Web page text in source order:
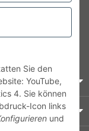
Sie den
YouTube,
4. Sie können
Icon links
und